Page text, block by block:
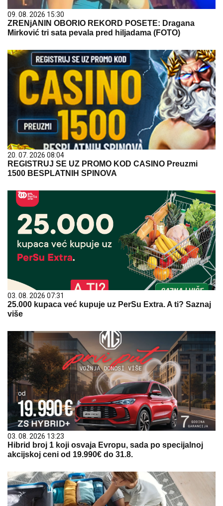
09. 08. 2026 15:30
ZRENjANIN OBORIO REKORD POSETE: Dragana
Mirković tri sata pevala pred hiljadama (FOTO)
20. 07. 2026 08:04
REGISTRUJ SE UZ PROMO KOD CASINO Preuzmi
1500 BESPLATNIH SPINOVA
03. 08. 2026 07:31
25.000 kupaca već kupuje uz PerSu Extra. A ti? Saznaj
više
03. 08. 2026 13:23
Hibrid broj 1 koji osvaja Evropu, sada po specijalnoj
akcijskoj ceni od 19.990€ do 31.8.